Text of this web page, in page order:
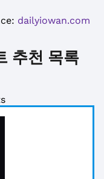
dailyiowan.com
추천 목록